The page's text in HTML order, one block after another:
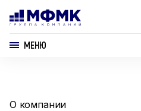
МЕНЮ
О компании